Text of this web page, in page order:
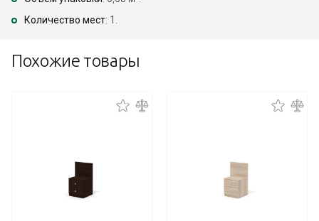
Количество мест: 1.
Похожие товары